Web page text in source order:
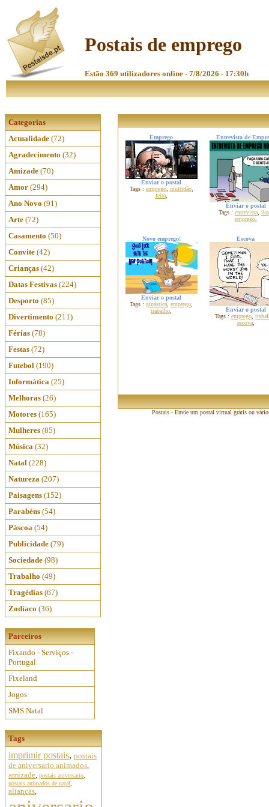
Postais de emprego
Estão 369 utilizadores online - 7/8/2026 - 17:30h
Categorias
Actualidade (72)
Agradecimento (32)
Amizade (70)
Amor (294)
Ano Novo (91)
Arte (72)
Casamento (50)
Convite (42)
Crianças (42)
Datas Festivas (224)
Desporto (85)
Divertimento (211)
Férias (78)
Festas (72)
Futebol (190)
Informática (25)
Melhoras (26)
Motores (165)
Mulheres (85)
Música (32)
Natal (228)
Natureza (207)
Paisagens (152)
Parabéns (54)
Páscoa (54)
Publicidade (79)
Sociedade (98)
Trabalho (49)
Tragédias (67)
Zodíaco (36)
Parceiros
Fixando - Serviços -
Portugal
Fixeland
Jogos
SMS Natal
Tags
imprimir postais, postais
de aniversario animados,
amizade, postais aniversario
postais animados de natal
aliancas,
Emprego
Enviar o postal
Tags : emprego, multidão,
feira,
Entrevista de
Enviar o postal
Tags : entrevista
emprego,
Novo emprego!
Enviar o postal
Tags : ginástica emprego
trabalho
Escova
Enviar o postal
Tags : emprego
escova,
Postais - Envie um postal virtual grátis ou